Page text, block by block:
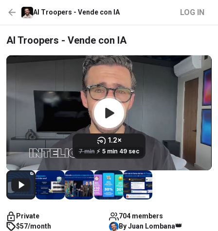
AI Troopers - Vende con IA LOG IN
AI Troopers - Vende con IA
Private
704 members
$57/month
ByJuan Lombana👑